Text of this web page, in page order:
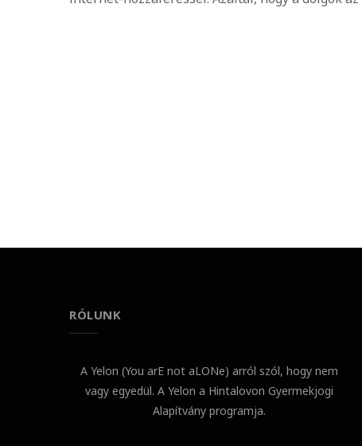
RÓLUNK
A Yelon (You arE not aLONe) arról szól, hogy nem
vagy egyedül. A Yelon a Hintalovon Gyermekjogi
Alapítvány programja.